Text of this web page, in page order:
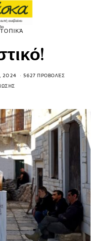
ΤΟΠΙΚΆ
2024 5627 ΠΡΟΒΟΛΈΣ